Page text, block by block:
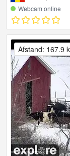
Webcam online
Afstand: 167.9